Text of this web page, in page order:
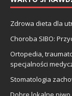
Zdrowa dieta dla
Choroba SIBO:
Ortopedia,
specjalności
Stomatologia